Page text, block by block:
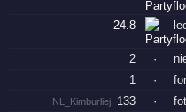
24.8
2 ·
1
·
NL_Kimburliej: 133 ·